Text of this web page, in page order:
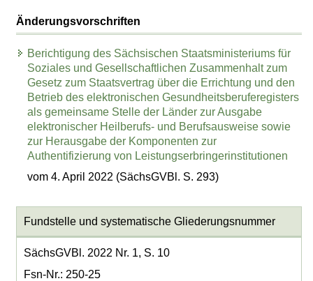
Änderungsvorschriften
Berichtigung des Sächsischen Staatsministeriums für
Soziales und Gesellschaftlichen Zusammenhalt zum
Gesetz zum Staatsvertrag über die Errichtung und den
Betrieb des elektronischen Gesundheitsberuferegisters
als gemeinsame Stelle der Länder zur Ausgabe
elektronischer Heilberufs- und Berufsausweise sowie
zur Herausgabe der Komponenten zur
Authentifizierung von Leistungserbringerinstitutionen
vom 4. April 2022 (SächsGVBl. S. 293)
Fundstelle und systematische Gliederungsnummer
SächsGVBl. 2022 Nr. 1, S. 10
Fsn-Nr.: 250-25